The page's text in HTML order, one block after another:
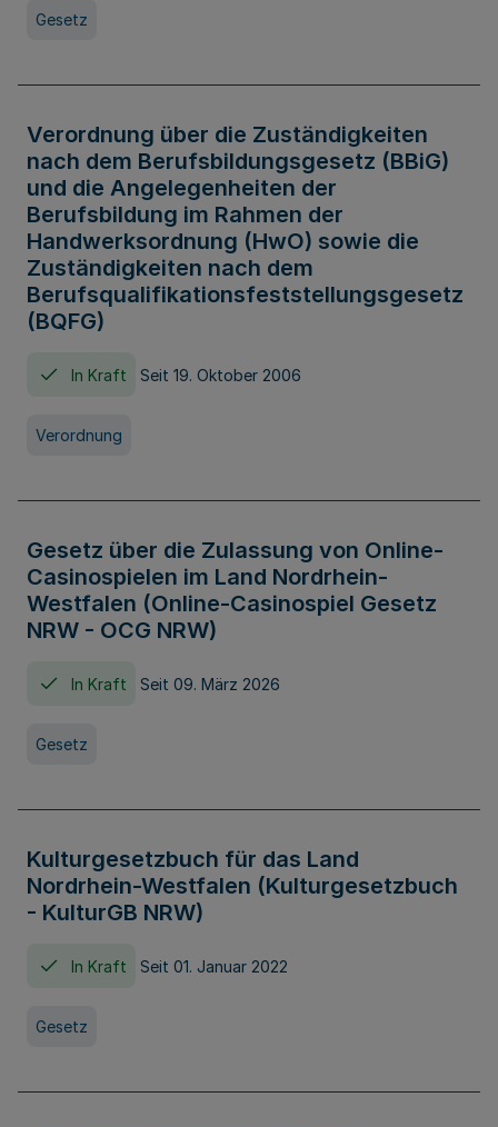
Gesetz
Verordnung über die Zuständigkeiten
nach dem Berufsbildungsgesetz (BBiG)
und die Angelegenheiten der
Berufsbildung im Rahmen der
Handwerksordnung (HwO) sowie die
Zuständigkeiten nach dem
Berufsqualifikationsfeststellungsgesetz
(BQFG)
In Kraft Seit 19. Oktober 2006
Verordnung
Gesetz über die Zulassung von Online-
Casinospielen im Land Nordrhein-
Westfalen (Online-Casinospiel Gesetz
NRW - OCG NRW)
In Kraft Seit 09. März 2026
Gesetz
Kulturgesetzbuch für das Land
Nordrhein-Westfalen (Kulturgesetzbuch
- KulturGB NRW)
In Kraft Seit 01. Januar 2022
Gesetz